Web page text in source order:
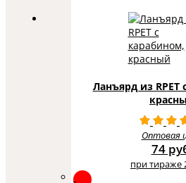
Ланъярд из RPET
Оптовая
74
при тираже